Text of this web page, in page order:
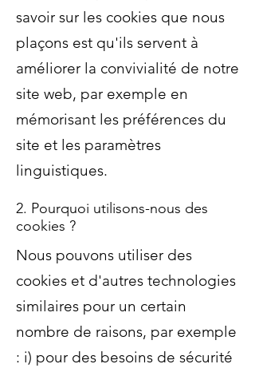
savoir sur les cookies que nous
plaçons est qu'ils servent à
améliorer la convivialité de notre
site web, par exemple en
mémorisant les préférences du
site et les paramètres
linguistiques.
2. Pourquoi utilisons-nous des
cookies ?
Nous pouvons utiliser des
cookies et d'autres technologies
similaires pour un certain
nombre de raisons, par exemple
: i) pour des besoins de sécurité